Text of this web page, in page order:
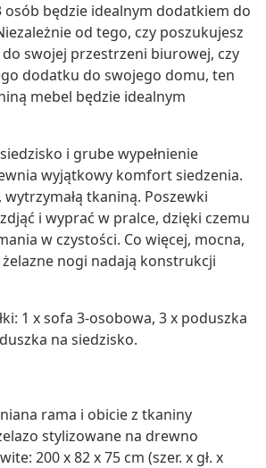
osób będzie idealnym dodatkiem do
od tego, czy poszukujesz
swojej przestrzeni biurowej, czy
dodatku do swojego domu, ten
mebel będzie idealnym
i grube wypełnienie
wyjątkowy komfort siedzenia.
tkaniną. Poszewki
i wyprać w pralce, dzięki czemu
w czystości. Co więcej, mocna,
nogi nadają konstrukcji
1 x sofa 3-osobowa, 3 x poduszka
na siedzisko.
rama i obicie z tkaniny
stylizowane na drewno
200 x 82 x 75 cm (szer. x gł. x